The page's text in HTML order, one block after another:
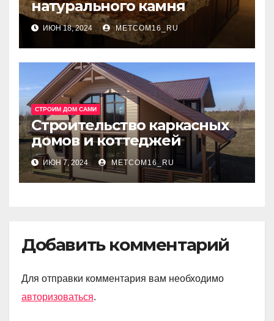
натурального камня
ИЮН 18, 2024 METCOM16_RU
СТРОИМ ДОМ САМИ
Строительство каркасных
домов и коттеджей
ИЮН 7, 2024 METCOM16_RU
Добавить комментарий
Для отправки комментария вам необходимо
авторизоваться.